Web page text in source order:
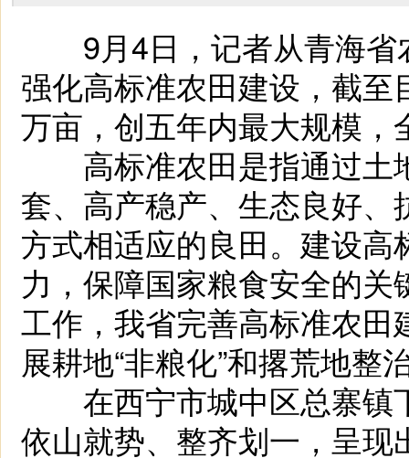
9月4日，记者从青海省
强化高标准农田建设，截
万亩，创五年内最大规模，
高标准农田是指通过土
套、高产稳产、生态良好
方式相适应的良田。建设
力，保障国家粮食安全的
工作，我省完善高标准农
展耕地“非粮化”和撂荒地整
在西宁市城中区总寨镇
依山就势、整齐划一，呈现